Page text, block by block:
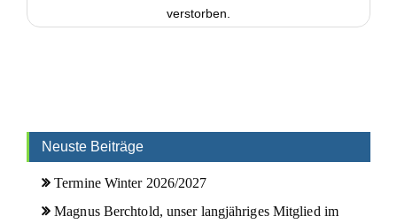
verstorben.
Neuste Beiträge
Termine Winter 2026/2027
Magnus Berchtold, unser langjähriges Mitglied im